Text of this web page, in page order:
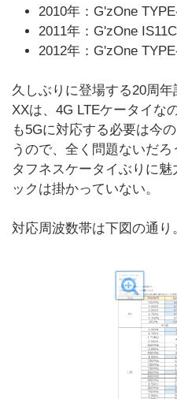
2010年：G'zOne
2011年：G'zOne
2012年：G'zOne
久しぶりに登場する20周年
XXは、4G LTEケータイな
も5Gに対応する必要は今
うので、全く問題ないだ
タフネスケータイぶりに
ックは掛かっていない。
対応周波数帯は下図の通り